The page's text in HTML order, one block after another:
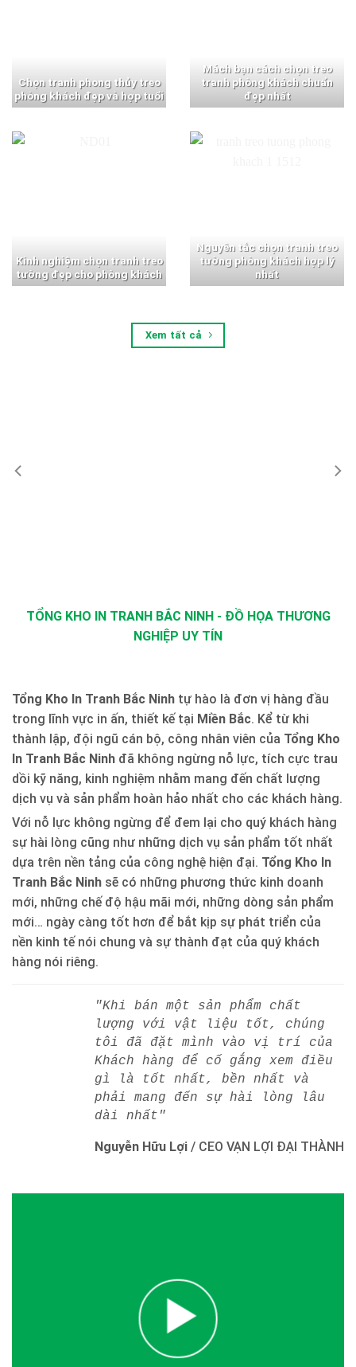
Chọn tranh phong thủy treo
phòng khách đẹp và hợp tuổi
Mách bạn cách chọn treo
tranh phòng khách chuẩn
đẹp nhất
Kinh nghiệm chọn tranh treo
tường đẹp cho phòng khách
Nguyên tắc chọn tranh treo
tường phòng khách hợp lý
nhất
Xem tất cả
TỔNG KHO IN TRANH BẮC NINH - ĐỒ HỌA THƯƠNG
NGHIỆP UY TÍN
Tổng Kho In Tranh Bắc Ninh tự hào là đơn vị hàng đầu
trong lĩnh vực in ấn, thiết kế tại Miền Bắc. Kể từ khi
thành lập, đội ngũ cán bộ, công nhân viên của Tổng Kho
In Tranh Bắc Ninh đã không ngừng nỗ lực, tích cực trau
dồi kỹ năng, kinh nghiệm nhằm mang đến chất lượng
dịch vụ và sản phẩm hoàn hảo nhất cho các khách hàng.
Với nỗ lực không ngừng để đem lại cho quý khách hàng
sự hài lòng cũng như những dịch vụ sản phẩm tốt nhất
dựa trên nền tảng của công nghệ hiện đại. Tổng Kho In
Tranh Bắc Ninh sẽ có những phương thức kinh doanh
mới, những chế độ hậu mãi mới, những dòng sản phẩm
mới… ngày càng tốt hơn để bắt kịp sự phát triển của
nền kinh tế nói chung và sự thành đạt của quý khách
hàng nói riêng.
"Khi bán một sản phẩm chất
lượng với vật liệu tốt, chúng
tôi đã đặt mình vào vị trí của
Khách hàng để cố gắng xem điều
gì là tốt nhất, bền nhất và
phải mang đến sự hài lòng lâu
dài nhất"
Nguyễn Hữu Lợi / CEO VẠN LỢI ĐẠI THÀNH